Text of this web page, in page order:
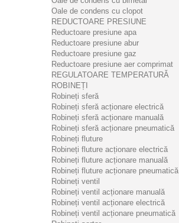
Oale de condens cu clopot
REDUCTOARE PRESIUNE
Reductoare presiune apa
Reductoare presiune abur
Reductoare presiune gaz
Reductoare presiune aer comprimat
REGULATOARE TEMPERATURĂ
ROBINEȚI
Robineți sferă
Robineți sferă acționare electrică
Robineți sferă acționare manuală
Robineți sferă acționare pneumatică
Robineți fluture
Robineți fluture acționare electrică
Robineți fluture acționare manuală
Robineți fluture acționare pneumatică
Robineți ventil
Robineți ventil acționare manuală
Robineți ventil acționare electrică
Robineți ventil acționare pneumatică